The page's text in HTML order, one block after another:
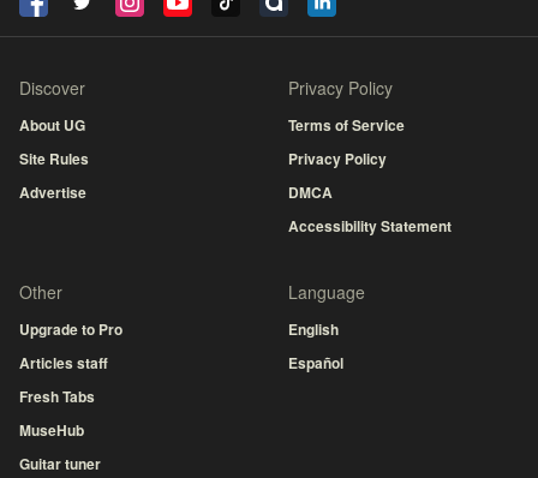
Discover
About UG
Site Rules
Advertise
Privacy Policy
Terms of Service
Privacy Policy
DMCA
Accessibility Statement
Other
Upgrade to Pro
Articles staff
Fresh Tabs
MuseHub
Guitar tuner
Language
English
Español